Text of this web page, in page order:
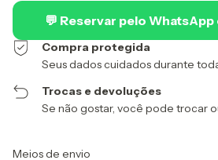
💬 Reservar pelo
Compra protegida
Seus dados cuidados durante
Trocas e devoluções
Se não gostar, você pode trocar
Entregas para o CEP:
Meios de envio